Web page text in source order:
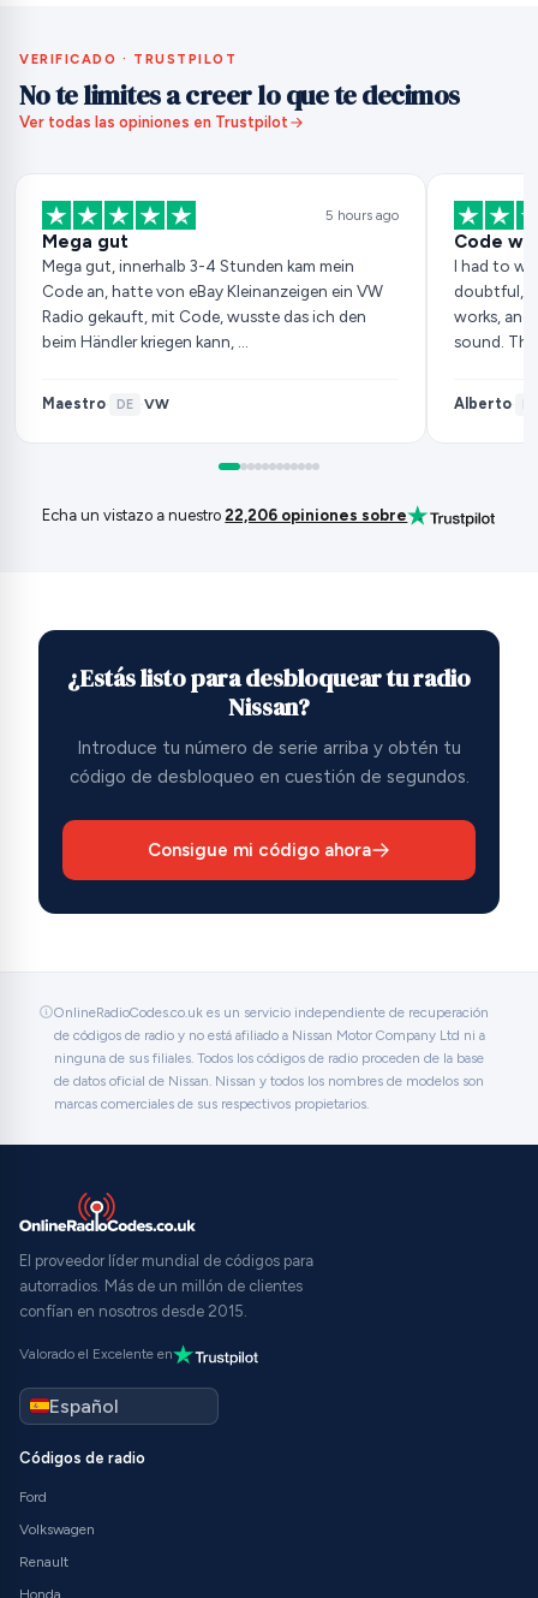
VERIFICADO · TRUSTPILOT
No te limites a creer lo que te decimos
Ver todas las opiniones en Trustpilot
5 hours ago
Mega gut
Mega gut, innerhalb 3-4 Stunden kam mein
Code an, hatte von eBay Kleinanzeigen ein VW
Radio gekauft, mit Code, wusste das ich den
beim Händler kriegen kann, …
Maestro· DE ·VW
Code
I had to
doubtful,
works, and
sound.
Alberto·
Echa un vistazo a nuestro22,206 opiniones sobre
¿Estás listo para desbloquear tu radio
Nissan?
Introduce tu número de serie arriba y obtén tu
código de desbloqueo en cuestión de segundos.
Consigue mi código ahora
OnlineRadioCodes.co.uk es un servicio independiente de recuperación
de códigos de radio y no está afiliado a Nissan Motor Company Ltd ni a
ninguna de sus filiales. Todos los códigos de radio proceden de la base
de datos oficial de Nissan. Nissan y todos los nombres de modelos son
marcas comerciales de sus respectivos propietarios.
El proveedor líder mundial de códigos para
autorradios. Más de un millón de clientes
confían en nosotros desde 2015.
Valorado el Excelente en
Códigos de radio
Ford
Volkswagen
Renault
Honda